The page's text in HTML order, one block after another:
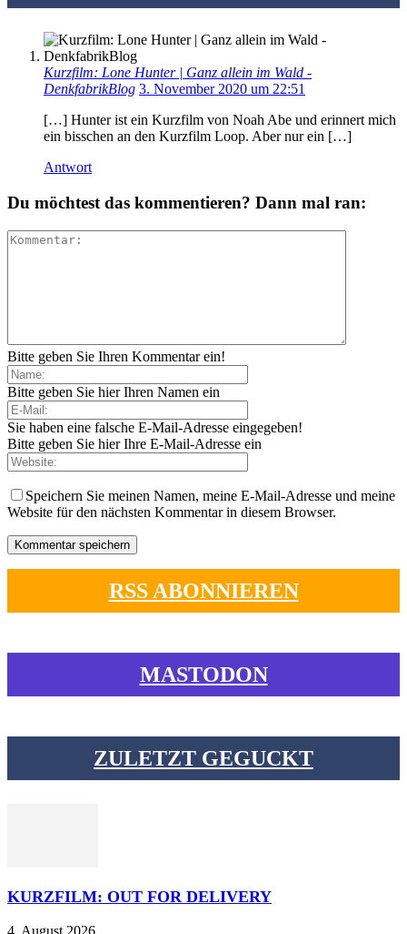
Kurzfilm: Lone Hunter | Ganz allein im Wald -
DenkfabrikBlog 3. November 2020 um 22:51
[…] Hunter ist ein Kurzfilm von Noah Abe und erinnert mich
ein bisschen an den Kurzfilm Loop. Aber nur ein […]
Antwort
Du möchtest das kommentieren? Dann mal ran:
Bitte geben Sie Ihren Kommentar ein!
Bitte geben Sie hier Ihren Namen ein
Sie haben eine falsche E-Mail-Adresse eingegeben!
Bitte geben Sie hier Ihre E-Mail-Adresse ein
Speichern Sie meinen Namen, meine E-Mail-Adresse und meine
Website für den nächsten Kommentar in diesem Browser.
RSS ABONNIEREN
MASTODON
ZULETZT GEGUCKT
KURZFILM: OUT FOR DELIVERY
4. August 2026